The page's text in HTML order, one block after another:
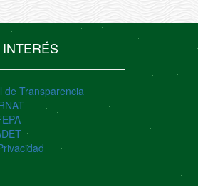
de Transparencia